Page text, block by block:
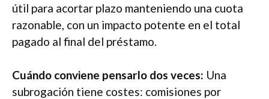
útil para acortar plazo manteniendo una cuota
razonable, con un impacto potente en el total
pagado al final del préstamo.
Cuándo conviene pensarlo dos veces: Una
subrogación tiene costes: comisiones por